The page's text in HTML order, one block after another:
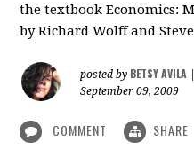
the textbook Economics:
by Richard Wolff and
posted by BETSY AVILA
September 09, 2009
COMMENT SHARE